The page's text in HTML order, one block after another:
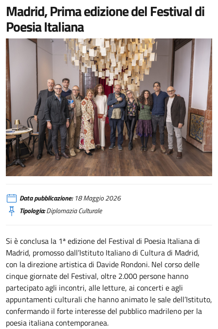
Madrid, Prima edizione del Festival di
Poesia Italiana
IIC Madrid - Festival poesia
Data pubblicazione:18 Maggio 2026
Tipologia:Diplomazia Culturale
Si è conclusa la 1ª edizione del Festival di Poesia Italiana di
Madrid, promosso dall’Istituto Italiano di Cultura di Madrid,
con la direzione artistica di Davide Rondoni. Nel corso delle
cinque giornate del Festival, oltre 2.000 persone hanno
partecipato agli incontri, alle letture, ai concerti e agli
appuntamenti culturali che hanno animato le sale dell’Istituto,
confermando il forte interesse del pubblico madrileno per la
poesia italiana contemporanea.